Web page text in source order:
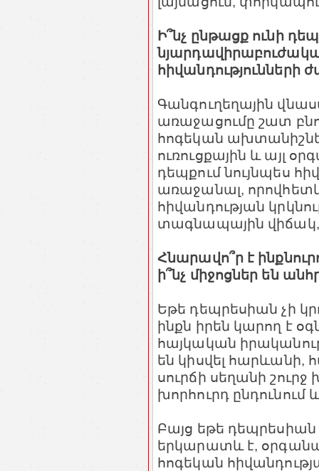
Ի՞նչ ընթացք ունի
հիվանդությունների
Գանգուղեղային
առաջացումը շատ
հոգեկան
ուռուցքային և այլ
դեպքում նույնպես
առաջանալ,
հիվանդության
տագնապային վիճակ,
Հնարավո՞ր է
ի՞նչ միջոցներ են
Եթե դեպրեսիան չի
ինքն իրեն կարող է
հայկական
են կիսվել
սուրճի սեղանի
խորհուրդ ընդունում
Բայց եթե դեպրեսիան
երկարատև է,
հոգեկան